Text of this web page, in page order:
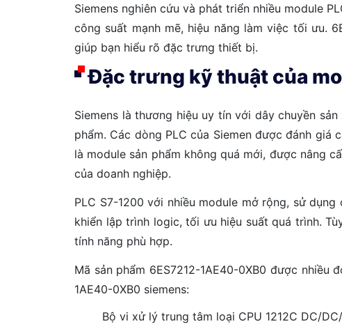
Siemens nghiên cứu và phát triển nhiều module
công suất mạnh mẽ, hiệu năng làm việc tối ưu.
giúp bạn hiểu rõ đặc trưng thiết bị.
Đặc trưng kỹ thuật của
Siemens là thương hiệu uy tín với dây chuyền
phẩm. Các dòng PLC của Siemen được đánh
là module sản phẩm không quá mới, được nâng
của doanh nghiệp.
PLC S7-1200 với nhiều module mở rộng, sử
khiển lập trình logic, tối ưu hiệu suất quá trình.
tính năng phù hợp.
Mã sản phẩm 6ES7212-1AE40-0XB0 được
1AE40-0XB0 siemens:
Bộ vi xử lý trung tâm loại CPU 1212C DC/